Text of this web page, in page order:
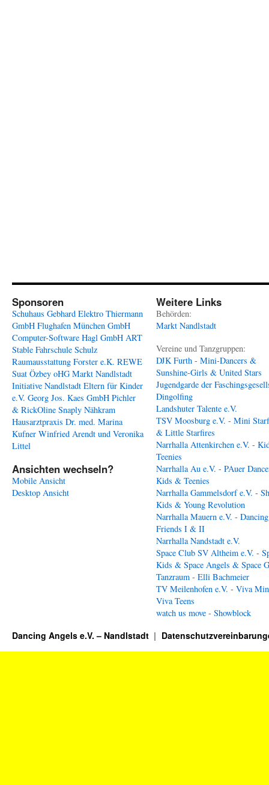
Sponsoren
Schuhaus Gebhard Elektro Thiermann
GmbH Flughafen München GmbH
Computer-Software Hagl GmbH ART
Stable Fahrschule Schulz
Raumausstattung Forster e.K. REWE
Suat Özbey oHG Markt Nandlstadt
Initiative Nandlstadt Eltern für Kinder
e.V. Georg Jos. Kaes GmbH Pichler
& RickOline Snaply Nähkram
Hausarztpraxis Dr. med. Marina
Kufner Winfried Arendt und Veronika
Littel
Ansichten wechseln?
Mobile Ansicht
Desktop Ansicht
Weitere Links
Behörden:
Markt Nandlstadt
Vereine und Tanzgruppen:
DJK Furth - Mini-Dancers &
Sunshine-Girls & United Stars
Jugendgarde der
Dingolfing
Landshuter Talente e.V.
TSV Moosburg e.V. - Mini
& Little Starfires
Narrhalla Attenkirchen e.V. -
Teenies
Narrhalla Au e.V. - PAuer
Kids & Teenies
Narrhalla Gammelsdorf e.V. -
Kids & Young Revolution
Narrhalla Mauern e.V. - Dancing
Friends I & II
Narrhalla Nandstadt e.V.
Space Club SV Altheim e.V. -
Kids & Space Angels & Space
Tanzraum - Elli Bachmeier
TV Meilenhofen e.V. - Viva
Viva Teens
watch us move - Showblock
Dancing Angels e.V. – Nandlstadt